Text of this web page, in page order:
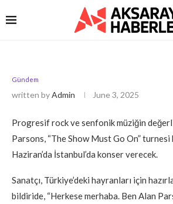
Gündem
written byAdmin June 3, 2025
Progresif rock ve senfonik müziğin
Parsons, “The Show Must Go On” turnesi
Haziran’da İstanbul’da konser verecek.
Sanatçı, Türkiye’deki hayranları için
bildiride, “Herkese merhaba. Ben Alan